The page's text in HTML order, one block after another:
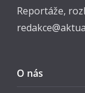
Reportáže,
O nás